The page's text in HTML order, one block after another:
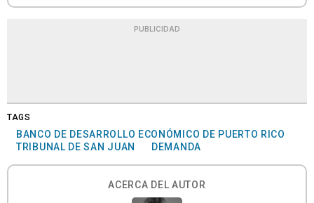
PUBLICIDAD
TAGS
BANCO DE DESARROLLO ECONÓMICO DE PUERTO RICO
TRIBUNAL DE SAN JUAN
DEMANDA
ACERCA DEL AUTOR